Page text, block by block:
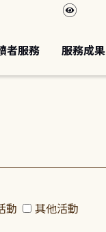
者服務 服務成果
動 其他活動